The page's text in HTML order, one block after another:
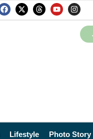
Lifestyle Photo Story